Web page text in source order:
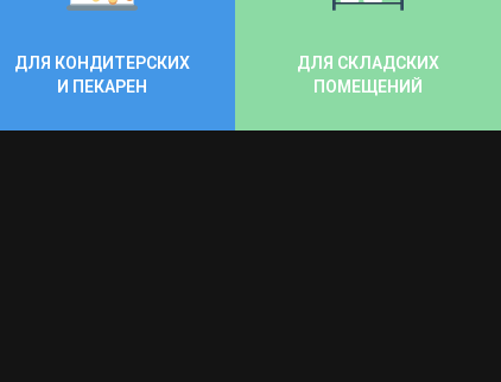
ДЛЯ КОНДИТЕРСКИХ
И ПЕКАРЕН
ДЛЯ СКЛАДСКИХ
ПОМЕЩЕНИЙ